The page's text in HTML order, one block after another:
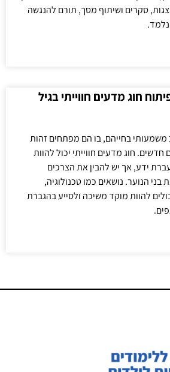
סקרים ושיתוף מסך, תורם להנגשה
חוג מדעים חווייתי בגיל
משמעותי בחייהם, בו הם מפתחים זהות
חדשים. חוג מדעים חווייתי יכול להוות
ידע, אך יש להבין את הצרכים
בני הנוער. נושאים כמו טכנולוגיה,
להוות מוקד משיכה ולסייע בהגברת